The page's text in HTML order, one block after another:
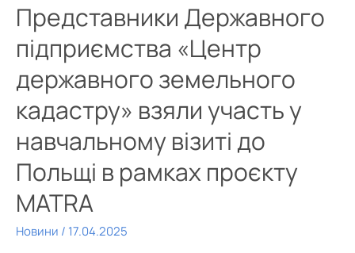
Представники Державного
підприємства «Центр
державного земельного
кадастру» взяли участь у
навчальному візиті до
Польщі в рамках проєкту
MATRA
Новини / 17.04.2025